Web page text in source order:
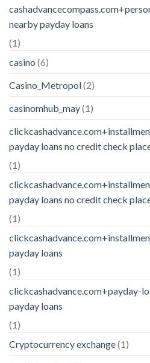
nearby payday loans
(1)
casino (6)
Casino_Metropol(2)
casinomhub_may(1)
payday loans no credit check
(1)
payday loans no credit check
(1)
payday loans
(1)
clickcashadvance.com+payday-
payday loans
(1)
Cryptocurrency exchange(1)